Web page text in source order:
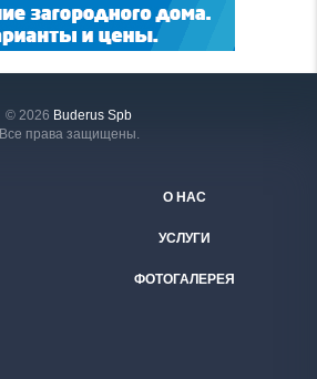
© 2026 Buderus Spb
Все права защищены.
О НАС
УСЛУГИ
ФОТОГАЛЕРЕЯ